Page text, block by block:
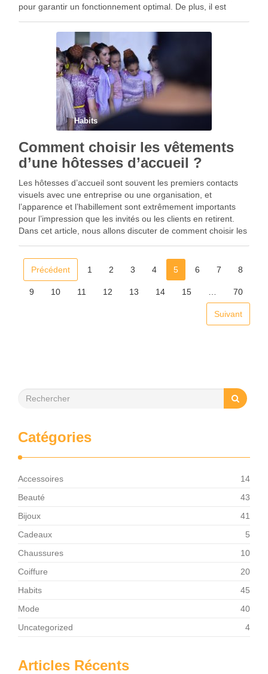
pour garantir un fonctionnement optimal. De plus, il est
Habits
Comment choisir les vêtements
d’une hôtesses d’accueil ?
Les hôtesses d’accueil sont souvent les premiers contacts
visuels avec une entreprise ou une organisation, et
l’apparence et l’habillement sont extrêmement importants
pour l’impression que les invités ou les clients en retirent.
Dans cet article, nous allons discuter de comment choisir les
Précédent
1 2 3 4 5 6 7 8
9 10 11 12 13 14 15 70
Suivant
Catégories
Accessoires
14
Beauté
43
Bijoux
41
Cadeaux
5
Chaussures
10
Coiffure
20
Habits
45
Mode
40
Uncategorized
4
Articles Récents